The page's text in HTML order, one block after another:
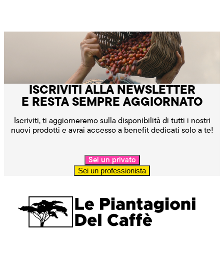
ISCRIVITI ALLA NEWSLETTER
E RESTA SEMPRE AGGIORNATO
Iscriviti, ti aggiorneremo sulla disponibilità di tutti i nostri
nuovi prodotti e avrai accesso a benefit dedicati solo a te!
Sei un privato
Sei un professionista